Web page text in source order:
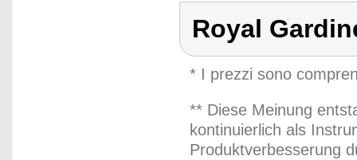
Royal
* I prezzi sono
** Diese Meinung
kontinuierlich als
Produktverbesserung